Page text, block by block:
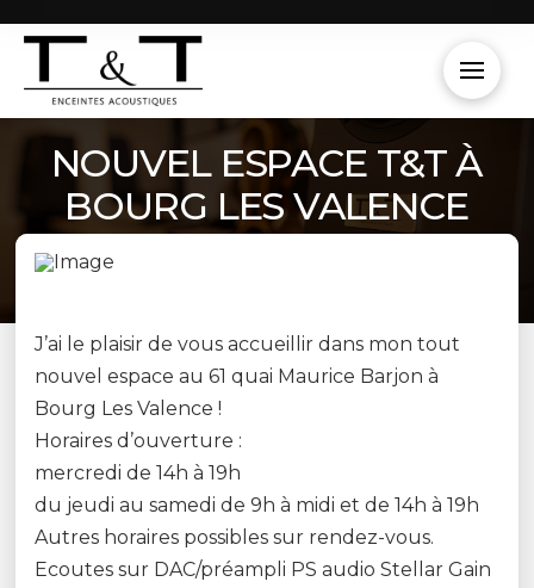
NOUVEL ESPACE T&T À
BOURG LES VALENCE
J’ai le plaisir de vous accueillir dans mon tout
nouvel espace au 61 quai Maurice Barjon à
Bourg Les Valence !
Horaires d’ouverture :
mercredi de 14h à 19h
du jeudi au samedi de 9h à midi et de 14h à 19h
Autres horaires possibles sur rendez-vous.
Ecoutes sur DAC/préampli PS audio Stellar Gain